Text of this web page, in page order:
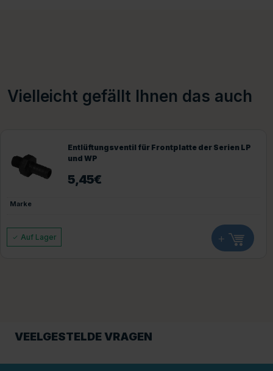
Vielleicht gefällt Ihnen das auch
Entlüftungsventil für Frontplatte der Serien LP
und WP
5,45€
Marke
Auf Lager +
VEELGESTELDE VRAGEN